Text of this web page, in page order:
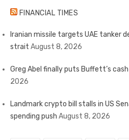
FINANCIAL TIMES
Iranian missile targets UAE tanker
strait August 8, 2026
Greg Abel finally puts Buffett’s
2026
Landmark crypto bill stalls in US
spending push August 8, 2026